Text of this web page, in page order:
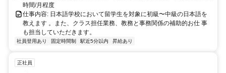
時間/月程度
仕事内容: 日本語学校において留学生を対象に初級〜中級の日本語を
教えます 。また、クラス担任業務、教務と事務関係の補助的お仕 事
も担当していただきます。
社員登用あり 固定時間制 駅近5分以内 昇給あり
正社員